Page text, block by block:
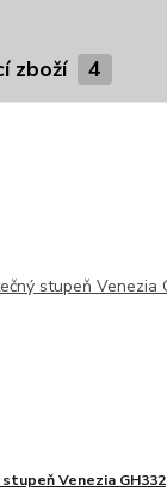
zboží 4
Venezia GH332